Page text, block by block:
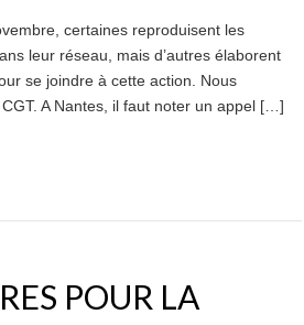
certaines reproduisent les
leur réseau, mais d’autres élaborent
se joindre à cette action. Nous
A Nantes, il faut noter un appel […]
POUR LA